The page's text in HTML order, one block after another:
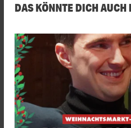
DAS KÖNNTE DICH AUCH